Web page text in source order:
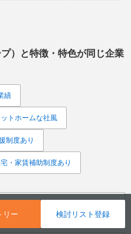
リー 検討リスト登録
）
と特徴・特色が同じ企業
績
トホームな社風
制度あり
・家賃補助制度あり